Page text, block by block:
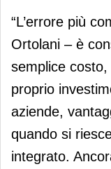
“L’errore più
Ortolani – è
semplice
proprio
aziende,
quando si
integrato.